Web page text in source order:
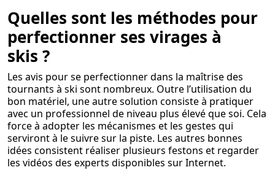
Quelles sont les méthodes pour
perfectionner ses virages à
skis ?
Les avis pour se perfectionner dans la maîtrise des
tournants à ski sont nombreux. Outre l’utilisation du
bon matériel, une autre solution consiste à pratiquer
avec un professionnel de niveau plus élevé que soi. Cela
force à adopter les mécanismes et les gestes qui
serviront à le suivre sur la piste. Les autres bonnes
idées consistent réaliser plusieurs festons et regarder
les vidéos des experts disponibles sur Internet.